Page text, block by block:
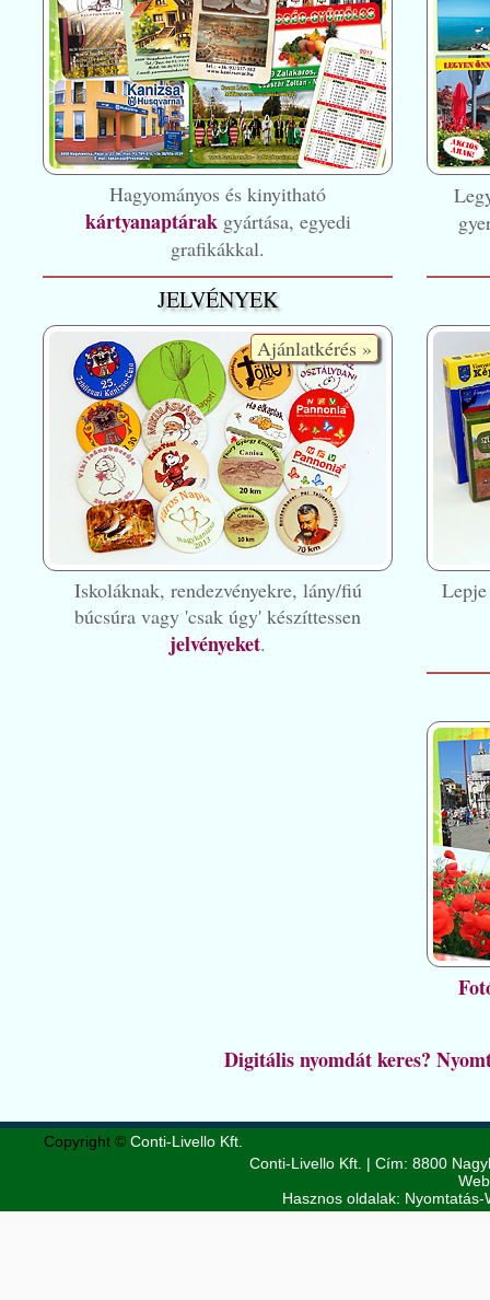
Hagyományos és kinyitható
kártyanaptárakgyártása, egyedi
grafikákkal.
JELVÉNYEK
Ajánlatkérés »
Iskoláknak, rendezvényekre, lány/fiú
búcsúra vagy 'csak úgy' készíttessen
jelvényeket.
Digitális nyomdát keres?
Copyright © Conti-Livello Kft.
Conti-Livello Kft. | Cím: 8800
Hasznos oldalak: Nyomtatás-